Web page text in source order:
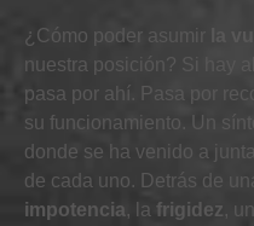
¿Cómo poder asumir
nuestra posición? Si hay
pasa por ahí. Pasa por
su funcionamiento. Un
donde se ha venido a
de cada uno. Detrás de
impotencia, la frigidez,